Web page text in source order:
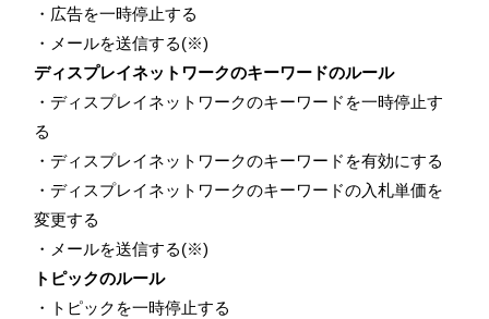
・広告を一時停止する
・メールを送信する(※)
ディスプレイネットワークのキーワードのルール
・ディスプレイネットワークのキーワードを一時停止す
る
・ディスプレイネットワークのキーワードを有効にする
・ディスプレイネットワークのキーワードの入札単価を
変更する
・メールを送信する(※)
トピックのルール
・トピックを一時停止する